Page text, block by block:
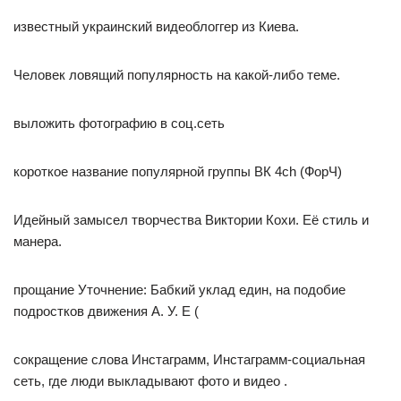
известный украинский видеоблоггер из Киева.
Человек ловящий популярность на какой-либо теме.
выложить фотографию в соц.сеть
короткое название популярной группы ВК 4ch (ФорЧ)
Идейный замысел творчества Виктории Кохи. Её стиль и
манера.
прощание Уточнение: Бабкий уклад един, на подобие
подростков движения А. У. Е (
сокращение слова Инстаграмм, Инстаграмм-социальная
сеть, где люди выкладывают фото и видео .